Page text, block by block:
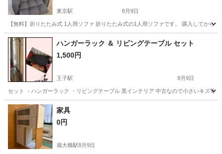
東京駅 8月9日
【無料】折りたたみ式 1人用ソファ 折りたたみ式の1人用ソファです。 購入してか
東京 中央区 東京駅 ソファ
ハンガーラック ＆ リビングテーブル セット
1,500円
王子駅 8月9日
セット ・ハンガーラック ・リビングテーブル 黒インテリア 中古なので小さいキズ等
東京 北区 王子駅
家具
0円
扇大橋駅8月9日